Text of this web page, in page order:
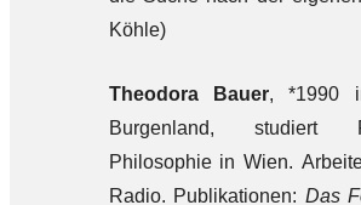
Köhle)
Theodora Bauer, *1990
Burgenland, studiert
Philosophie in Wien.
Radio. Publikationen: Das